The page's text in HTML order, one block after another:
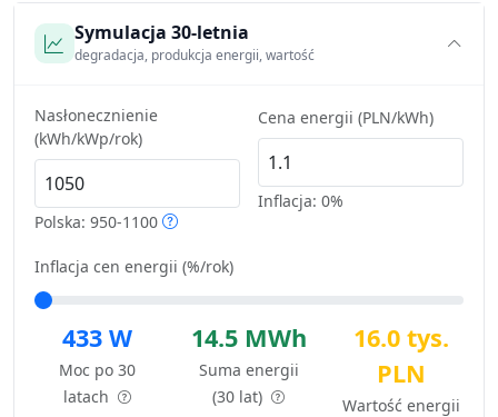
Symulacja 30-letnia
degradacja, produkcja energii, wartość
Nasłonecznienie
(kWh/kWp/rok)
Polska: 950-1100
Cena energii (PLN/kWh)
Inflacja: 0%
Inflacja cen energii (%/rok)
433 W
Moc po 30
latach
14.5 MWh
Suma energii
(30 lat)
16.0 tys.
PLN
Wartość energii